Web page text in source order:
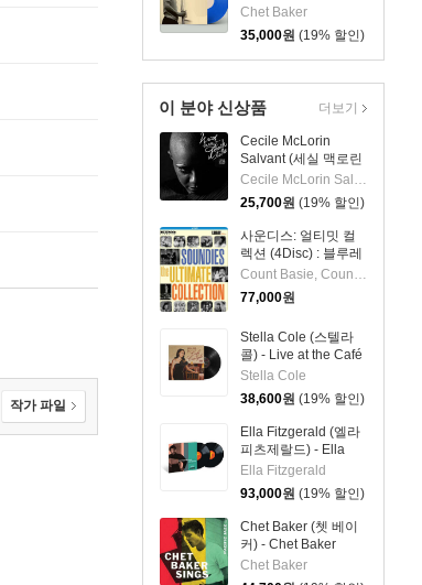
Sings [로열 블루 컬러
LP]
Chet Baker
35,000원 (19% 할인)
이 분야 신상품
Cecile McLorin
Salvant (세실 맥로린
살반트) - With Every
Breath I Take
Cecile McLorin Salvant
25,700원 (19% 할인)
사운디스: 얼티밋 컬
렉션 (4Disc) : 블루레
이
Count Basie, Count Basie & Joe Turner, Cab Calloway, Nat King Cole, Doris Day & Pat Boone, Doris Day, Duke Ellington, Du
77,000원
Stella Cole (스텔라
콜) - Live at the Café
Carlyle [LP]
Stella Cole
38,600원 (19% 할인)
Ella Fitzgerald (엘라
피츠제랄드) - Ella
Fitzgerald Sings The
Cole Porter Song
Book [2LP]
Ella Fitzgerald
93,000원 (19% 할인)
Chet Baker (쳇 베이
커) - Chet Baker
Sings
Chet Baker
더보기
작가 파일